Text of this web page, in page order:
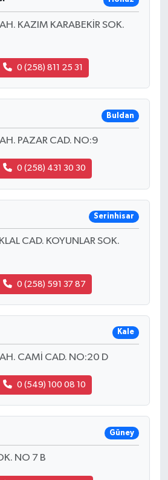
KAZIM KARABEKİR SOK.
0 (258) 811 25 31
Buldan
PAZAR CAD. NO:9
0 (258) 431 30 30
Serinhisar
CAD. KOYUNLAR SOK.
0 (258) 591 37 87
Kale
CAMİ CAD. NO:20 D
0 (549) 100 08 10
Güney
NO 7 B